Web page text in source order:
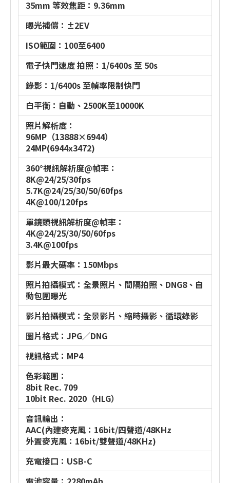
35mm 等效焦距：9.36mm
曝光補償：±2EV
ISO範圍：100至6400
電子快門速度 拍照：1/6400s 至 50s
錄影：1/6400s 至幀率限制快門
白平衡：自動、2500K至10000K
照片解析度：
96MP（13888×6944）
24MP(6944x3472)
360°視訊解析度@幀率：
8K@24/25/30fps
5.7K@24/25/30/50/60fps
4K@100/120fps
單鏡頭視訊解析度@幀率：
4K@24/25/30/50/60fps
3.4K@100fps
影片最大碼率：150Mbps
照片拍攝模式：全景照片、間隔拍照、DNG8、自
動包圍曝光
影片拍攝模式：全景影片、縮時攝影、循環錄影
圖片格式：JPG／DNG
視訊格式：MP4
色彩範圍：
8bit Rec. 709
10bit Rec. 2020（HLG）
音訊輸出：
AAC(內建麥克風：16bit/四聲道/48KHz
外置麥克風：16bit/雙聲道/48KHz)
充電接口：USB-C